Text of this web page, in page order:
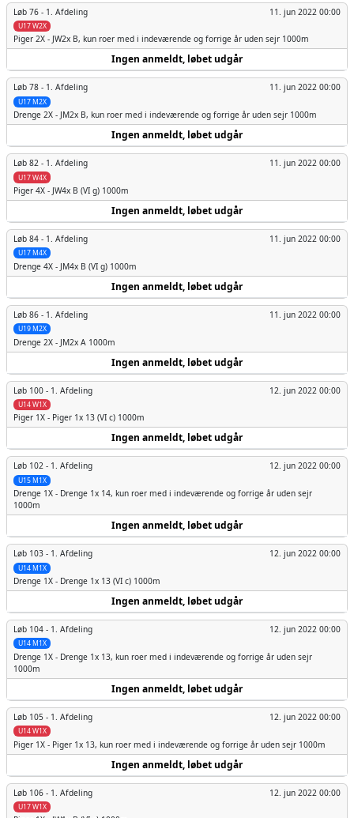
Løb 76 - 1. Afdeling 11. jun 2022 00:00
U17 W2X
Piger 2X - JW2x B, kun roer med i indeværende og forrige år uden sejr 1000m
Ingen anmeldt, løbet udgår
Løb 78 - 1. Afdeling 11. jun 2022 00:00
U17 M2X
Drenge 2X - JM2x B, kun roer med i indeværende og forrige år uden sejr 1000m
Ingen anmeldt, løbet udgår
Løb 82 - 1. Afdeling 11. jun 2022 00:00
U17 W4X
Piger 4X - JW4x B (VI g) 1000m
Ingen anmeldt, løbet udgår
Løb 84 - 1. Afdeling 11. jun 2022 00:00
U17 M4X
Drenge 4X - JM4x B (VI g) 1000m
Ingen anmeldt, løbet udgår
Løb 86 - 1. Afdeling 11. jun 2022 00:00
U19 M2X
Drenge 2X - JM2x A 1000m
Ingen anmeldt, løbet udgår
Løb 100 - 1. Afdeling 12. jun 2022 00:00
U14 W1X
Piger 1X - Piger 1x 13 (VI c) 1000m
Ingen anmeldt, løbet udgår
Løb 102 - 1. Afdeling 12. jun 2022 00:00
U15 M1X
Drenge 1X - Drenge 1x 14, kun roer med i indeværende og forrige år uden sejr
1000m
Ingen anmeldt, løbet udgår
Løb 103 - 1. Afdeling 12. jun 2022 00:00
U14 M1X
Drenge 1X - Drenge 1x 13 (VI c) 1000m
Ingen anmeldt, løbet udgår
Løb 104 - 1. Afdeling 12. jun 2022 00:00
U14 M1X
Drenge 1X - Drenge 1x 13, kun roer med i indeværende og forrige år uden sejr
1000m
Ingen anmeldt, løbet udgår
Løb 105 - 1. Afdeling 12. jun 2022 00:00
U14 W1X
Piger 1X - Piger 1x 13, kun roer med i indeværende og forrige år uden sejr 1000m
Ingen anmeldt, løbet udgår
Løb 106 - 1. Afdeling 12. jun 2022 00:00
U17 W1X